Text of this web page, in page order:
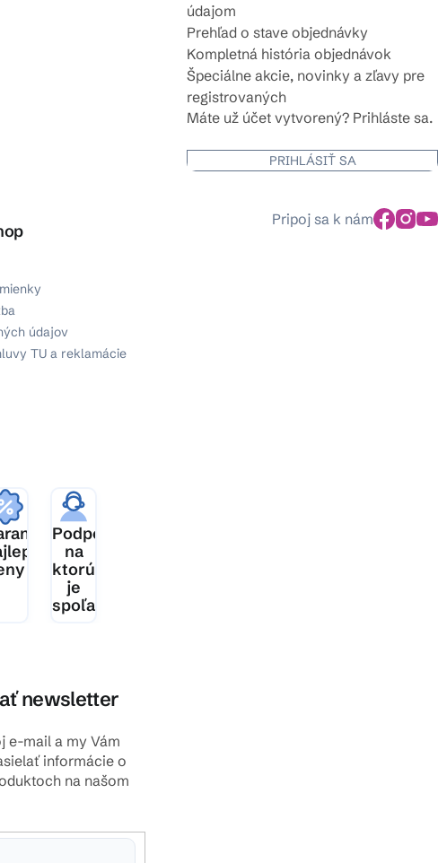
údajom
Prehľad o stave objednávky
Kompletná história objednávok
Špeciálne akcie, novinky a zľavy pre
registrovaných
Máte už účet vytvorený? Prihláste sa.
PRIHLÁSIŤ SA
údajov
TU a reklamácie
Pripoj sa k nám
Podpora,
na
ktorú
je
spoľahnutie
newsletter
e-mail a my Vám
informácie o
na našom